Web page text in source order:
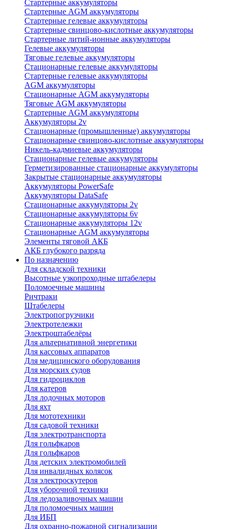
Стартерные аккумуляторы
Стартерные AGM аккумуляторы
Стартерные гелевые аккумуляторы
Стартерные свинцово-кислотные аккумуляторы
Стартерные литий-ионные аккумуляторы
Гелевые аккумуляторы
Тяговые гелевые аккумуляторы
Стационарные гелевые аккумуляторы
Стартерные гелевые аккумуляторы
AGM аккумуляторы
Стационарные AGM аккумуляторы
Тяговые AGM аккумуляторы
Стартерные AGM аккумуляторы
Аккумуляторы 2v
Стационарные (промышленные) аккумуляторы
Стационарные свинцово-кислотные аккумуляторы
Никель-кадмиевые аккумуляторы
Стационарные гелевые аккумуляторы
Герметизированные стационарные аккумуляторы
Закрытые стационарные аккумуляторы
Аккумуляторы PowerSafe
Аккумуляторы DataSafe
Стационарные аккумуляторы 2v
Стационарные аккумуляторы 6v
Стационарные аккумуляторы 12v
Стационарные AGM аккумуляторы
Элементы тяговой АКБ
АКБ глубокого разряда
По назначению
Для складской техники
Высотные узкопроходные штабелеры
Поломоечные машины
Ричтраки
Штабелеры
Электропогрузчики
Электротележки
Электроштабелёры
Для альтернативной энергетики
Для кассовых аппаратов
Для медицинского оборудования
Для морских судов
Для гидроциклов
Для катеров
Для лодочных моторов
Для яхт
Для мототехники
Для садовой техники
Для электротранспорта
Для гольфкаров
Для гольфкаров
Для детских электромобилей
Для инвалидных колясок
Для электроскутеров
Для уборочной техники
Для ледозаливочных машин
Для поломоечных машин
Для ИБП
Для охранно-пожарной сигнализации